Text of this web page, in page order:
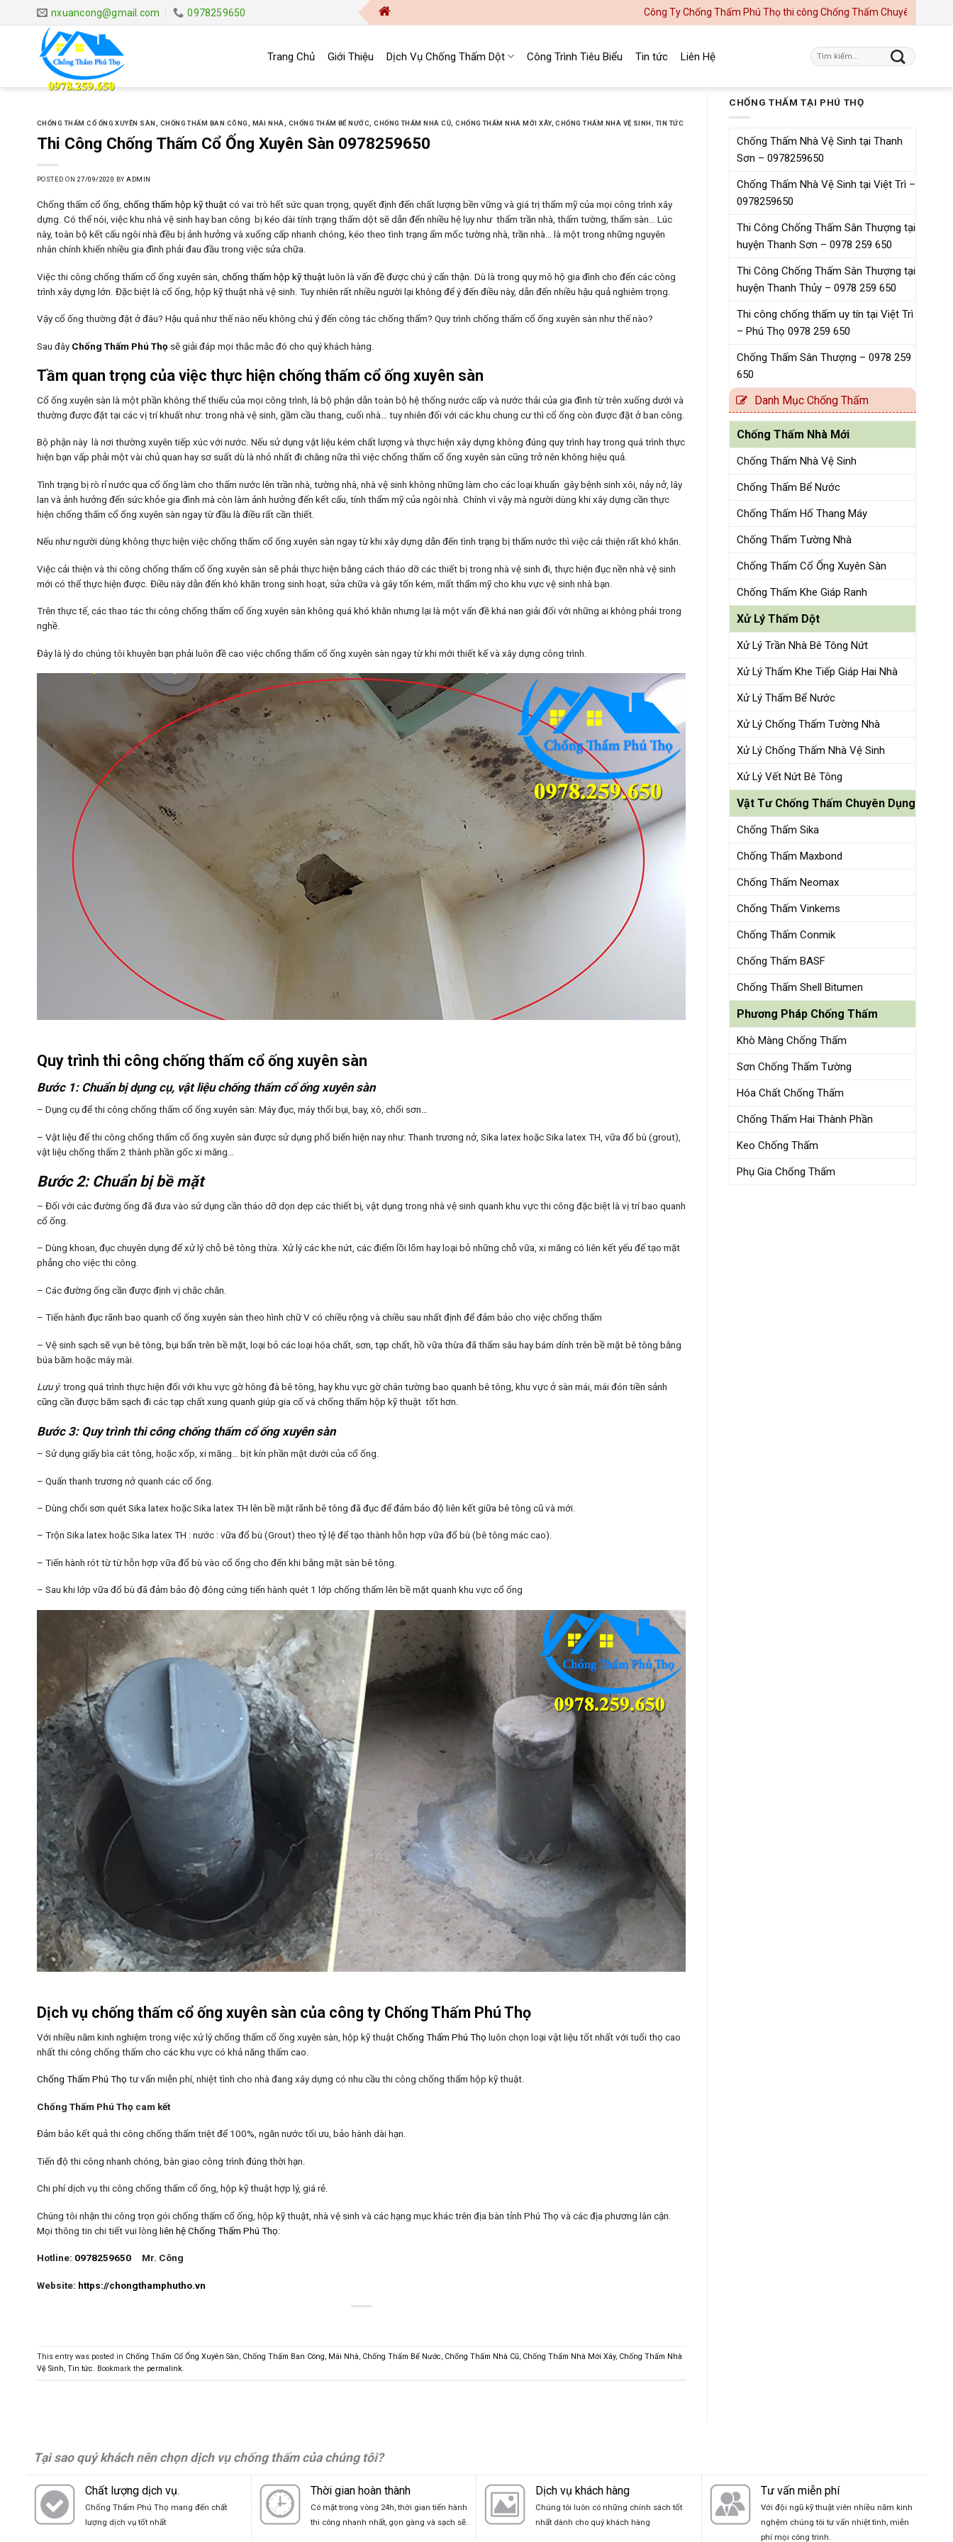
nxuancong@gmail.com 0978259650 Công Ty Chống Thấm Phú Thọ thi công Chống Thấm Chuyên Nghiệp, Uy Tín tại
Trang Chủ Giới Thiệu Dịch Vụ Chống Thấm Dột Công Trình Tiêu Biểu Tin tức Liên Hệ
CHỐNG THẤM CỔ ỐNG XUYÊN SÀN CHỐNG THẤM BAN CÔNG, MÁI NHÀ CHỐNG THẤM BỂ NƯỚC ,CHỐNG THẤM NHÀ CŨ ,CHỐNG THẤM NHÀ MỚI XÂY,CHỐNG THẤM NHÀ VỆ SINH ,TIN TỨC
Thi Công Chống Thấm Cổ Ống Xuyên Sàn 0978259650
POSTED ON 27/09/2020 BYADMIN
Chống thấm cổ ống, chống thấm hộp kỹ thuật có vai trò hết sức quan trọng, quyết định đến chất lượng bền vững và giá trị thẩm mỹ của mọi công trình xây
dựng. Có thể nói, việc khu nhà vệ sinh hay ban công bị kéo dài tính trạng thấm dột sẽ dẫn đến nhiều hệ lụy như thấm trần nhà, thấm tường, thấm sàn… Lúc
này, toàn bộ kết cấu ngôi nhà đều bị ảnh hưởng và xuống cấp nhanh chóng, kéo theo tình trạng ẩm mốc tường nhà, trần nhà… là một trong những nguyên
nhân chính khiến nhiều gia đình phải đau đầu trong việc sửa chữa.
Việc thi công chống thấm cổ ống xuyên sàn, chống thấm hộp kỹ thuật luôn là vấn đề được chú ý cẩn thận. Dù là trong quy mô hộ gia đình cho đến các công
trình xây dựng lớn. Đặc biệt là cổ ống, hộp kỹ thuật nhà vệ sinh. Tuy nhiên rất nhiều người lại không để ý đến điều này, dẫn đến nhiều hậu quả nghiêm trọng.
Vậy cổ ống thường đặt ở đâu? Hậu quả như thế nào nếu không chú ý đến công tác chống thấm? Quy trình chống thấm cổ ống xuyên sàn như thế nào?
Sau đây Chống Thấm Phú Thọ sẽ giải đáp mọi thắc mắc đó cho quý khách hàng.
Tầm quan trọng của việc thực hiện chống thấm cổ ống xuyên sàn
Cổ ống xuyên sàn là một phần không thể thiếu của mọi công trình, là bộ phận dẫn toàn bộ hệ thống nước cấp và nước thải của gia đình từ trên xuống dưới và
thường được đặt tại các vị trí khuất như: trong nhà vệ sinh, gầm cầu thang, cuối nhà… tuy nhiên đối với các khu chung cư thì cổ ống còn được đặt ở ban công.
Bộ phận này là nơi thường xuyên tiếp xúc với nước. Nếu sử dụng vật liệu kém chất lượng và thực hiện xây dựng không đúng quy trình hay trong quá trình thực
hiện bạn vấp phải một vài chủ quan hay sơ suất dù là nhỏ nhất đi chăng nữa thì việc chống thấm cổ ống xuyên sàn cũng trở nên không hiệu quả.
Tình trạng bị rò rỉ nước qua cổ ống làm cho thấm nước lên trần nhà, tường nhà, nhà vệ sinh không những làm cho các loại khuẩn gây bệnh sinh xôi, nảy nở, lây
lan và ảnh hưởng đến sức khỏe gia đình mà còn làm ảnh hưởng đến kết cấu, tính thẩm mỹ của ngôi nhà. Chính vì vậy mà người dùng khi xây dựng cần thực
hiện chống thấm cổ ống xuyên sàn ngay từ đầu là điều rất cần thiết.
Nếu như người dùng không thực hiện việc chống thấm cổ ống xuyên sàn ngay từ khi xây dựng dẫn đến tình trạng bị thấm nước thì việc cải thiện rất khó khăn.
Việc cải thiện và thi công chống thấm cổ ống xuyên sàn sẽ phải thực hiện bằng cách tháo dỡ các thiết bị trong nhà vệ sinh đi, thực hiện đục nền nhà vệ sinh
mới có thể thực hiện được. Điều này dẫn đến khó khăn trong sinh hoạt, sửa chữa và gây tốn kém, mất thẩm mỹ cho khu vực vệ sinh nhà bạn.
Trên thực tế, các thao tác thi công chống thấm cổ ống xuyên sàn không quá khó khăn nhưng lại là một vấn đề khá nan giải đối với những ai không phải trong
nghề.
Đây là lý do chúng tôi khuyên bạn phải luôn đề cao việc chống thấm cổ ống xuyên sàn ngay từ khi mới thiết kế và xây dựng công trình.
Quy trình thi công chống thấm cổ ống xuyên sàn
Bước 1: Chuẩn bị dụng cụ, vật liệu chống thấm cổ ống xuyên sàn
– Dụng cụ để thi công chống thấm cổ ống xuyên sàn: Máy đục, máy thổi bụi, bay, xô, chổi sơn…
– Vật liệu để thi công chống thấm cổ ống xuyên sàn được sử dụng phổ biến hiện nay như: Thanh trương nở, Sika latex hoặc Sika latex TH, vữa đổ bù (grout),
vật liệu chống thấm 2 thành phần gốc xi măng…
Bước 2: Chuẩn bị bề mặt
– Đối với các đường ống đã đưa vào sử dụng cần tháo dỡ dọn dẹp các thiết bị, vật dụng trong nhà vệ sinh quanh khu vực thi công đặc biệt là vị trí bao quanh
cổ ống.
– Dùng khoan, đục chuyên dụng để xử lý chỗ bê tông thừa. Xử lý các khe nứt, các điểm lồi lõm hay loại bỏ những chỗ vữa, xi măng có liên kết yếu để tạo mặt
phẳng cho việc thi công.
– Các đường ống cần được định vị chắc chắn.
– Tiến hành đục rãnh bao quanh cổ ống xuyên sàn theo hình chữ V có chiều rộng và chiều sau nhất định để đảm bảo cho việc chống thấm
– Vệ sinh sạch sẽ vụn bê tông, bụi bẩn trên bề mặt, loại bỏ các loại hóa chất, sơn, tạp chất, hồ vữa thừa đã thấm sâu hay bám dính trên bề mặt bê tông bằng
búa băm hoặc máy mài.
Lưu ý: trong quá trình thực hiện đối với khu vực gờ hông đà bê tông, hay khu vực gờ chân tường bao quanh bê tông, khu vực ở sàn mái, mái đón tiền sảnh
cũng cần được băm sạch đi các tạp chất xung quanh giúp gia cố và chống thấm hộp kỹ thuật tốt hơn.
Bước 3: Quy trình thi công chống thấm cổ ống xuyên sàn
– Sử dụng giấy bìa cát tông, hoặc xốp, xi măng… bịt kín phần mặt dưới của cổ ống.
– Quấn thanh trương nở quanh các cổ ống.
– Dùng chổi sơn quét Sika latex hoặc Sika latex TH lên bề mặt rãnh bê tông đã đục để đảm bảo độ liên kết giữa bê tông cũ và mới.
– Trộn Sika latex hoặc Sika latex TH : nước : vữa đổ bù (Grout) theo tỷ lệ để tạo thành hỗn hợp vữa đổ bù (bê tông mác cao).
– Tiến hành rót từ từ hỗn hợp vữa đổ bù vào cổ ống cho đến khi bằng mặt sàn bê tông.
– Sau khi lớp vữa đổ bù đã đảm bảo độ đông cứng tiến hành quét 1 lớp chống thấm lên bề mặt quanh khu vực cổ ống
Dịch vụ chống thấm cổ ống xuyên sàn của công ty Chống Thấm Phú Thọ
Với nhiều năm kinh nghiệm trong việc xử lý chống thấm cổ ống xuyên sàn, hộp kỹ thuật Chống Thấm Phú Thọ luôn chọn loại vật liệu tốt nhất với tuổi thọ cao
nhất thi công chống thấm cho các khu vực có khả năng thấm cao.
Chống Thấm Phú Thọ tư vấn miễn phí, nhiệt tình cho nhà đang xây dựng có nhu cầu thi công chống thấm hộp kỹ thuật.
Chống Thấm Phú Thọ cam kết
Đảm bảo kết quả thi công chống thấm triệt để 100%, ngăn nước tối ưu, bảo hành dài hạn.
Tiến độ thi công nhanh chóng, bàn giao công trình đúng thời hạn.
Chi phí dịch vụ thi công chống thấm cổ ống, hộp kỹ thuật hợp lý, giá rẻ.
Chúng tôi nhận thi công trọn gói chống thấm cổ ống, hộp kỹ thuật, nhà vệ sinh và các hạng mục khác trên địa bàn tỉnh Phú Thọ và các địa phương lân cận.
Mọi thông tin chi tiết vui lòng liên hệ Chống Thấm Phú Thọ:
Hotline: 0978259650 Mr. Công
Website: https://chongthamphutho.vn
This entry was posted in Chống Thấm Cổ Ống Xuyên Sàn, Chống Thấm Ban Công, Mái Nhà, Chống Thấm Bể Nước, Chống Thấm Nhà Cũ, Chống Thấm Nhà Mới Xây, Chống Thấm Nhà
Vệ Sinh, Tin tức. Bookmark the permalink.
CHỐNG THẤM TẠI PHÚ THỌ
Chống Thấm Nhà Vệ Sinh tại Thanh
Sơn – 0978259650
Chống Thấm Nhà Vệ Sinh tại Việt Trì –
0978259650
Thi Công Chống Thấm Sân Thượng tại
huyện Thanh Sơn – 0978 259 650
Thi Công Chống Thấm Sân Thượng tại
huyện Thanh Thủy – 0978 259 650
Thi công chống thấm uy tín tại Việt Trì
– Phú Thọ 0978 259 650
Chống Thấm Sân Thượng – 0978 259
650
Danh Mục Chống Thấm
Chống Thấm Nhà Mới
Chống Thấm Nhà Vệ Sinh
Chống Thấm Bể Nước
Chống Thấm Hố Thang Máy
Chống Thấm Tường Nhà
Chống Thấm Cổ Ống Xuyên Sàn
Chống Thấm Khe Giáp Ranh
Xử Lý Thấm Dột
Xử Lý Trần Nhà Bê Tông Nứt
Xử Lý Thấm Khe Tiếp Giáp Hai Nhà
Xử Lý Thấm Bể Nước
Xử Lý Chống Thấm Tường Nhà
Xử Lý Chống Thấm Nhà Vệ Sinh
Xử Lý Vết Nứt Bê Tông
Vật Tư Chống Thấm Chuyên Dụng
Chống Thấm Sika
Chống Thấm Maxbond
Chống Thấm Neomax
Chống Thấm Vinkems
Chống Thấm Conmik
Chống Thấm BASF
Chống Thấm Shell Bitumen
Phương Pháp Chống Thấm
Khò Màng Chống Thấm
Sơn Chống Thấm Tường
Hóa Chất Chống Thấm
Chống Thấm Hai Thành Phần
Keo Chống Thấm
Phụ Gia Chống Thấm
Tại sao quý khách nên chọn dịch vụ chống thấm của chúng tôi?
Chất lượng dịch vụ.
Chống Thấm Phú Thọ mang đến chất
lượng dịch vụ tốt nhất
Thời gian hoàn thành
Có mặt trong vòng 24h, thời gian tiến hành
thi công nhanh nhất, gọn gàng và sạch sẽ.
Dịch vụ khách hàng
Chúng tôi luôn có những chính sách tốt
nhất dành cho quý khách hàng
Tư vấn miễn phí
Với đội ngũ kỹ thuật viên nhiều năm kinh
nghệm chúng tôi tư vấn nhiệt tình, miễn
phí mọi công trình.